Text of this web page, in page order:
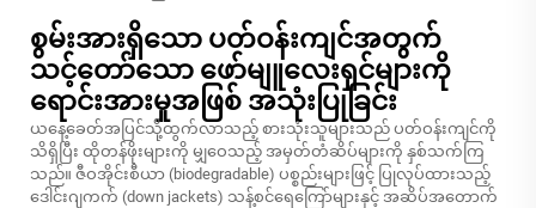
စွမ်းအားရှိသော ပတ်ဝန်းကျင်အတွက်
သင့်တော်သော ဖော်မျူလေးရှင်များကို
ရောင်းအားမှုအဖြစ် အသုံးပြုခြင်း
ယနေ့ခေတ်အပြင်သို့ထွက်လာသည့် စားသုံးသူများသည် ပတ်ဝန်းကျင်ကို
သိရှိပြီး ထိုတန်ဖိုးများကို မျှဝေသည့် အမှတ်တံဆိပ်များကို နှစ်သက်ကြ
သည်။ ဇီဝအိုင်းစီယာ (biodegradable) ပစ္စည်းများဖြင့် ပြုလုပ်ထားသည့်
ဒေါင်းဂျကက် (down jackets) သန့်စင်ရေကြော်များနှင့် အဆိပ်အတောက်